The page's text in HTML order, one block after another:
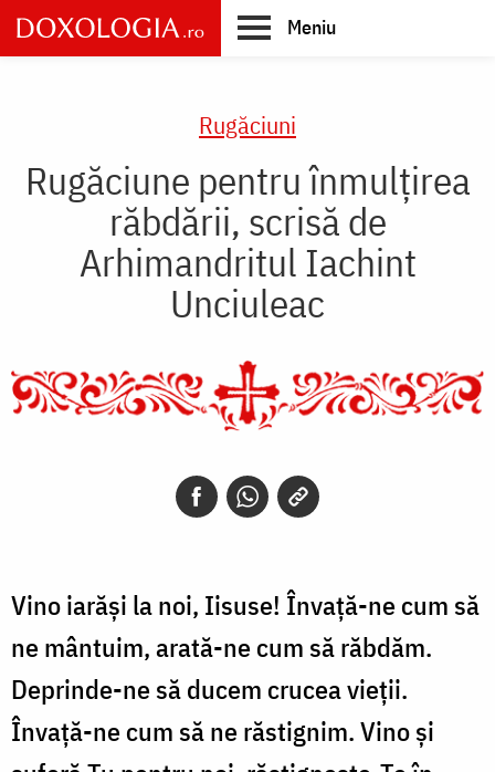
Skip
to
main
Meniu
Rugăciuni
Rugăciune pentru înmulţirea
răbdării, scrisă de
Arhimandritul Iachint
Unciuleac
Vino iarăşi la noi, Iisuse! Învață-ne cum să
ne mântuim, arată-ne cum să răbdăm.
Deprinde-ne să ducem crucea vieții.
Învață-ne cum să ne răstignim. Vino şi